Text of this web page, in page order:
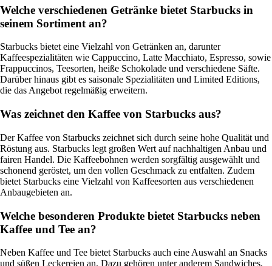
Welche verschiedenen Getränke bietet Starbucks in
seinem Sortiment an?
Starbucks bietet eine Vielzahl von Getränken an, darunter
Kaffeespezialitäten wie Cappuccino, Latte Macchiato, Espresso, sowie
Frappuccinos, Teesorten, heiße Schokolade und verschiedene Säfte.
Darüber hinaus gibt es saisonale Spezialitäten und Limited Editions,
die das Angebot regelmäßig erweitern.
Was zeichnet den Kaffee von Starbucks aus?
Der Kaffee von Starbucks zeichnet sich durch seine hohe Qualität und
Röstung aus. Starbucks legt großen Wert auf nachhaltigen Anbau und
fairen Handel. Die Kaffeebohnen werden sorgfältig ausgewählt und
schonend geröstet, um den vollen Geschmack zu entfalten. Zudem
bietet Starbucks eine Vielzahl von Kaffeesorten aus verschiedenen
Anbaugebieten an.
Welche besonderen Produkte bietet Starbucks neben
Kaffee und Tee an?
Neben Kaffee und Tee bietet Starbucks auch eine Auswahl an Snacks
und süßen Leckereien an. Dazu gehören unter anderem Sandwiches,